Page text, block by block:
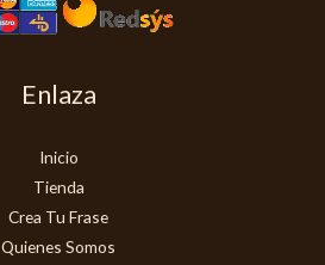
Enlaza
Inicio
Tienda
Crea Tu Frase
Quienes Somos